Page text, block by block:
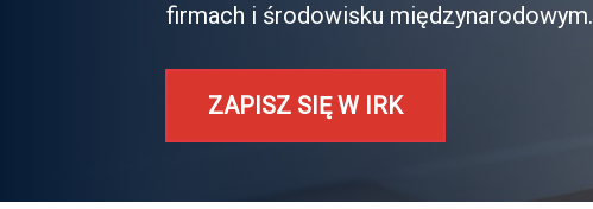
firmach i środowisku międzynarodowym.
ZAPISZ SIĘ W IRK